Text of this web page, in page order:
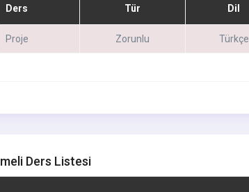
Ders Tür Dil
Proje Zorunlu Türkçe
Ders Listesi